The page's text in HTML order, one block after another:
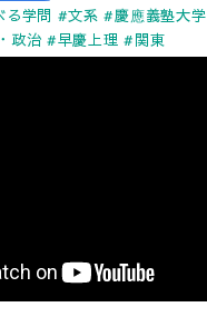
学問 #文系 #慶應義塾大学
政治 #早慶上理 #関東